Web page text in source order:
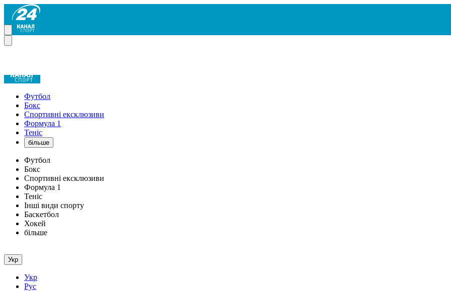
Футбол
Бокс
Спортивні ексклюзиви
Формула 1
Теніс
більше
Футбол
Бокс
Спортивні ексклюзиви
Формула 1
Теніс
Інші види спорту
Баскетбол
Хокей
більше
Укр
Укр
Рус